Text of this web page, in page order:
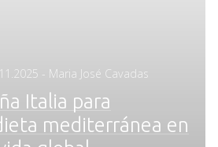
- Maria José Cavadas
Italia para
mediterránea en